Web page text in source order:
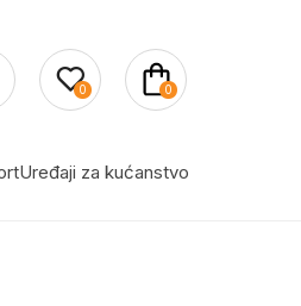
0 0
Uređaji za kućanstvo